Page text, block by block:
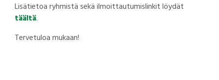
Lisätietoa ryhmistä sekä ilmoittautumislinkit löydät
täältä.
Tervetuloa mukaan!